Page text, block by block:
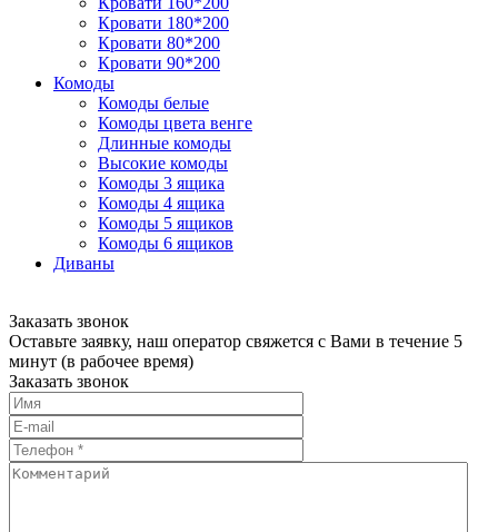
Кровати 180*200
Кровати 80*200
Кровати 90*200
Комоды
Комоды белые
Комоды цвета венге
Длинные комоды
Высокие комоды
Комоды 3 ящика
Комоды 4 ящика
Комоды 5 ящиков
Комоды 6 ящиков
Диваны
Заказать звонок
Оставьте заявку, наш оператор свяжется с Вами в течение 5
минут (в рабочее время)
Заказать звонок